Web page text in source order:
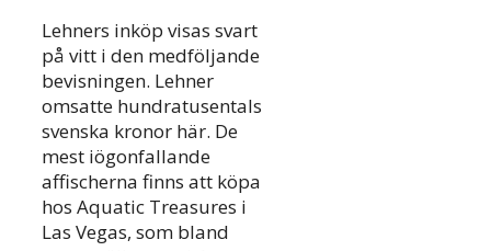
Lehners inköp visas svart
på vitt i den medföljande
bevisningen. Lehner
omsatte hundratusentals
svenska kronor här. De
mest iögonfallande
affischerna finns att köpa
hos Aquatic Treasures i
Las Vegas, som bland